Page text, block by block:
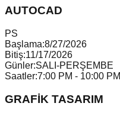
AUTOCAD
PS
Başlama:8/27/2026
Bitiş:11/17/2026
Günler:SALI-PERŞEMBE
Saatler:7:00 PM - 10:00 PM
GRAFİK TASARIM